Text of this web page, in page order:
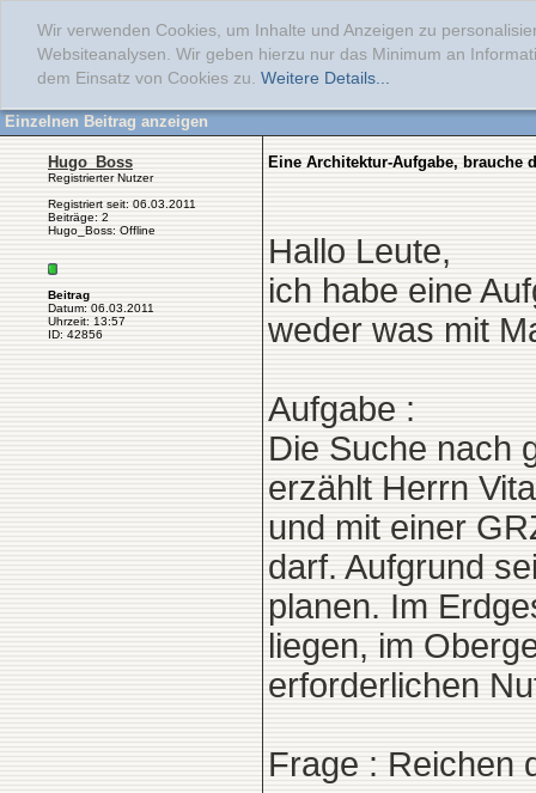
Wir verwenden Cookies, um Inhalte und Anzeigen zu
Websiteanalysen. Wir geben hierzu nur das Minimum an
dem Einsatz von Cookies zu. Weitere Details...
Einzelnen Beitrag anzeigen
Hugo_Boss
Registrierter Nutzer
Registriert seit: 06.03.2011
Beiträge: 2
Hugo_Boss: Offline
Beitrag
Datum: 06.03.2011
Uhrzeit: 13:57
ID: 42856
Eine Architektur-Aufgabe, brauche
Hallo Leute,
ich habe eine
weder was mit
Aufgabe :
Die Suche nach
erzählt Herrn
und mit einer
darf. Aufgrund
planen. Im
liegen, im
erforderlichen
Frage : Reichen